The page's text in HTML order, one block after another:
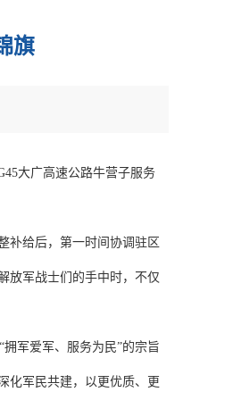
旗
大广高速公路牛营子服务
补给后，第一时间协调驻区
放军战士们的手中时，不仅
军爱军、服务为民”的宗旨
化军民共建，以更优质、更